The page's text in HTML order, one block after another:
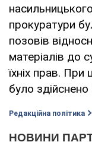
прокуратури
позовів
матеріалів до
їхніх прав. При
було
Редакційна політика